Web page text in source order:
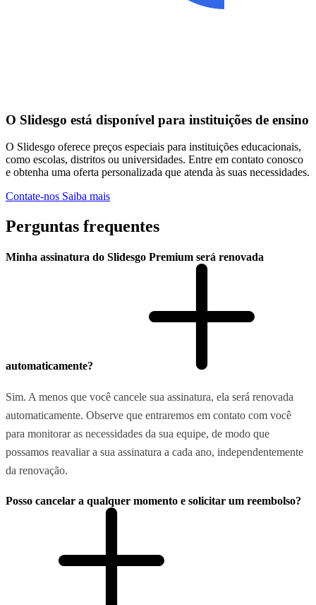
O Slidesgo está disponível para instituições de ensino
O Slidesgo oferece preços especiais para instituições educacionais,
como escolas, distritos ou universidades. Entre em contato conosco
e obtenha uma oferta personalizada que atenda às suas necessidades.
Contate-nos Saiba mais
Perguntas frequentes
Minha assinatura do Slidesgo Premium será renovada
automaticamente?
Sim. A menos que você cancele sua assinatura, ela será renovada
automaticamente. Observe que entraremos em contato com você
para monitorar as necessidades da sua equipe, de modo que
possamos reavaliar a sua assinatura a cada ano, independentemente
da renovação.
Posso cancelar a qualquer momento e solicitar um reembolso?